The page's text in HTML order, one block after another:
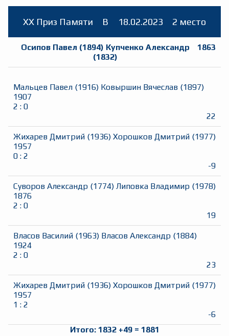
ХХ Приз Памяти B 18.02.2023 2 место
Осипов Павел (1894) Купченко Александр
(1832)
1863
Мальцев Павел (1916) Ковыршин Вячеслав (1897)
1907
2 : 0
22
Жихарев Дмитрий (1936) Хорошков Дмитрий (1977)
1957
0 : 2
-9
Суворов Александр (1774) Липовка Владимир (1978)
1876
2 : 0
19
Власов Василий (1963) Власов Александр (1884)
1924
2 : 0
23
Жихарев Дмитрий (1936) Хорошков Дмитрий (1977)
1957
1 : 2
-6
Итого: 1832 +49= 1881